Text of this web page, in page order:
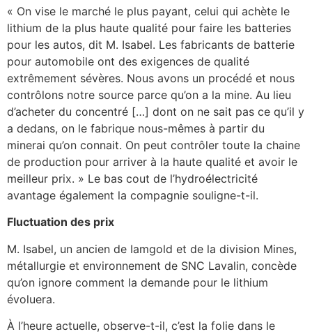
« On vise le marché le plus payant, celui qui achète le
lithium de la plus haute qualité pour faire les batteries
pour les autos, dit M. Isabel. Les fabricants de batterie
pour automobile ont des exigences de qualité
extrêmement sévères. Nous avons un procédé et nous
contrôlons notre source parce qu’on a la mine. Au lieu
d’acheter du concentré […] dont on ne sait pas ce qu’il y
a dedans, on le fabrique nous-mêmes à partir du
minerai qu’on connait. On peut contrôler toute la chaine
de production pour arriver à la haute qualité et avoir le
meilleur prix. » Le bas cout de l’hydroélectricité
avantage également la compagnie souligne-t-il.
Fluctuation des prix
M. Isabel, un ancien de Iamgold et de la division Mines,
métallurgie et environnement de SNC Lavalin, concède
qu’on ignore comment la demande pour le lithium
évoluera.
À l’heure actuelle, observe-t-il, c’est la folie dans le